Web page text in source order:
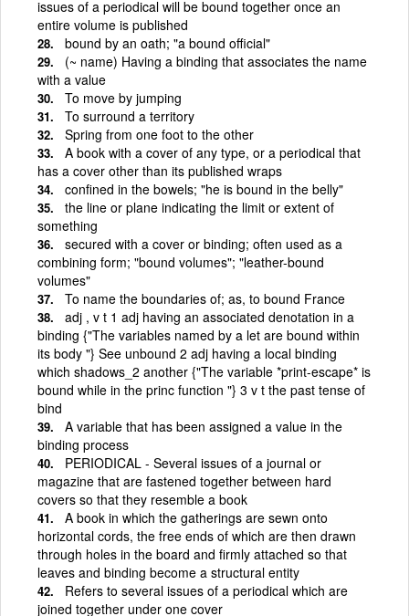
issues of a periodical will be bound together once an
entire volume is published
bound by an oath; "a bound official"
(~ name) Having a binding that associates the name
with a value
To move by jumping
To surround a territory
Spring from one foot to the other
A book with a cover of any type, or a periodical that
has a cover other than its published wraps
confined in the bowels; "he is bound in the belly"
the line or plane indicating the limit or extent of
something
secured with a cover or binding; often used as a
combining form; "bound volumes"; "leather-bound
volumes"
To name the boundaries of; as, to bound France
adj , v t 1 adj having an associated denotation in a
binding {"The variables named by a let are bound within
its body "} See unbound 2 adj having a local binding
which shadows_2 another {"The variable *print-escape* is
bound while in the princ function "} 3 v t the past tense of
bind
A variable that has been assigned a value in the
binding process
PERIODICAL - Several issues of a journal or
magazine that are fastened together between hard
covers so that they resemble a book
A book in which the gatherings are sewn onto
horizontal cords, the free ends of which are then drawn
through holes in the board and firmly attached so that
leaves and binding become a structural entity
Refers to several issues of a periodical which are
joined together under one cover